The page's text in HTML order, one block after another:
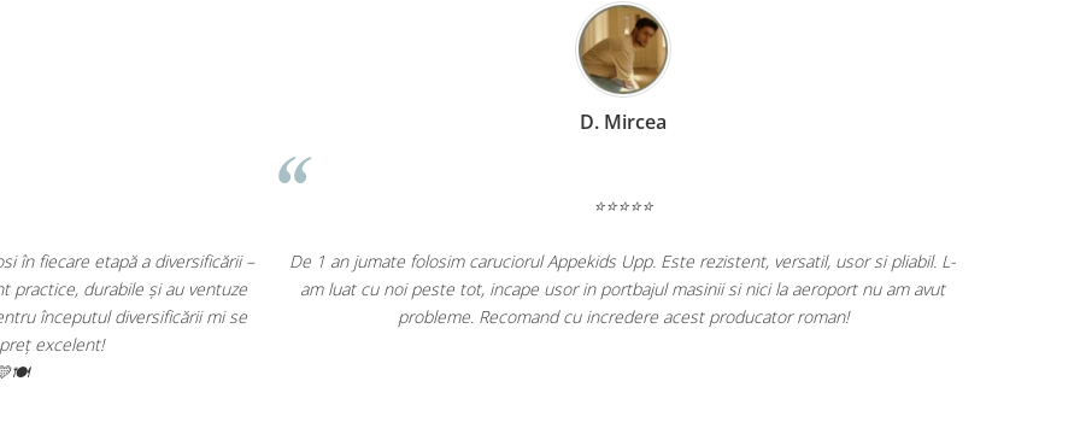
Upp. Este rezistent, versatil, usor si pliabil. L-
portbajul masinii si nici la aeroport nu am avut
acest producator roman!
Recomand cu cel mai mare drag produsele celor de la KidsRetail! ❤️
Am inceput inca din primele luni de viata a fetitei cu balansoarul electric si continuam
seturile de diversificare, scaunul auto si caruciorul! 🫶